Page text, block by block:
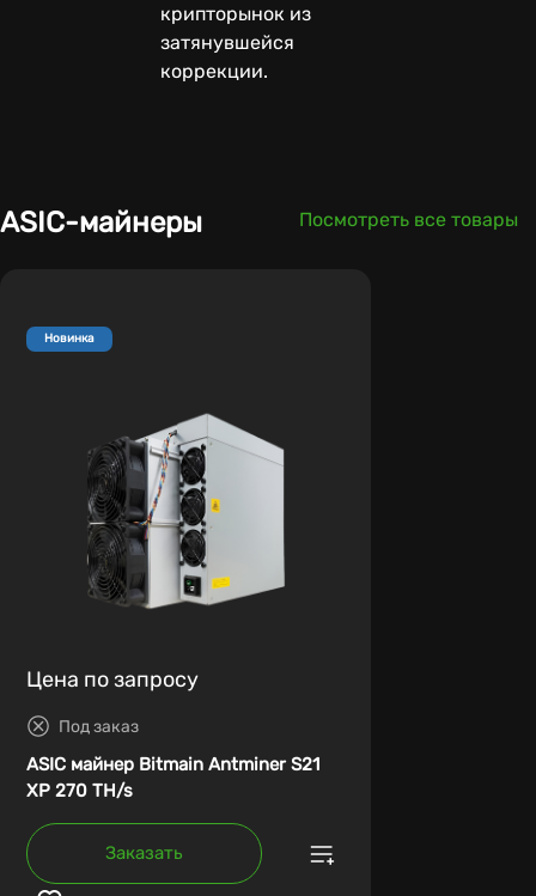
крипторынок из
затянувшейся
коррекции.
ASIC-майнеры Посмотреть все товары
Новинка
Цена по запросу
Под заказ
ASIC майнер Bitmain Antminer S21
XP 270 TH/s
Заказать